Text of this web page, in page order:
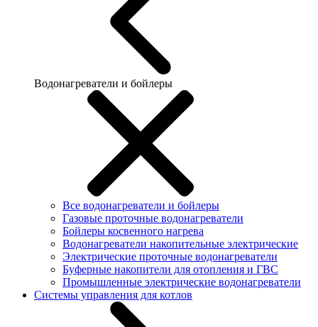
Водонагреватели и бойлеры
Все водонагреватели и бойлеры
Газовые проточные водонагреватели
Бойлеры косвенного нагрева
Водонагреватели накопительные электрические
Электрические проточные водонагреватели
Буферные накопители для отопления и ГВС
Промышленные электрические водонагреватели
Системы управления для котлов